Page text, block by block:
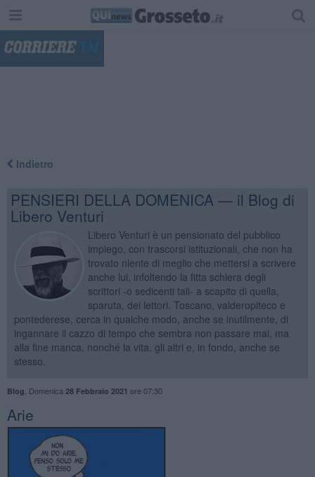
Indietro
PENSIERI DELLA DOMENICA — il Blog di
Libero Venturi
Libero Venturi è un pensionato del pubblico
impiego, con trascorsi istituzionali, che non ha
trovato niente di meglio che mettersi a scrivere
anche lui, infoltendo la fitta schiera degli
scrittori -o sedicenti tali- a scapito di quella,
sparuta, dei lettori. Toscano, valderopiteco e
pontederese, cerca in qualche modo, anche se inutilmente, di
ingannare il cazzo di tempo che sembra non passare mai, ma
alla fine manca, nonché la vita, gli altri e, in fondo, anche se
stesso.
Blog Domenica 28 Febbraio 2021 ore 07:30
Arie